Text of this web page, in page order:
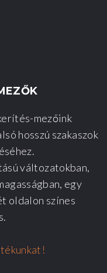
mezőink
hosszú szakaszok
változatokban,
egy
oldalon színes